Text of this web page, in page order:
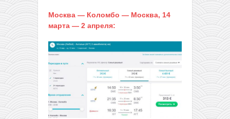
Москва — Коломбо — Москва, 14
марта — 2 апреля: